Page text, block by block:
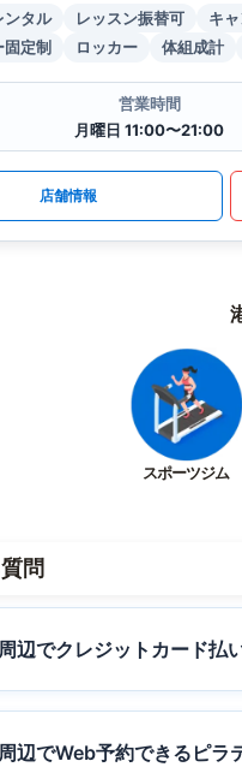
ンタル レッスン振替可 キ
固定制
ロッカー 体組成計
営業時間
月曜日 11:00〜21:00
店舗情報
スポーツジム
問
辺でクレジットカード払
辺でWeb予約できるピラ